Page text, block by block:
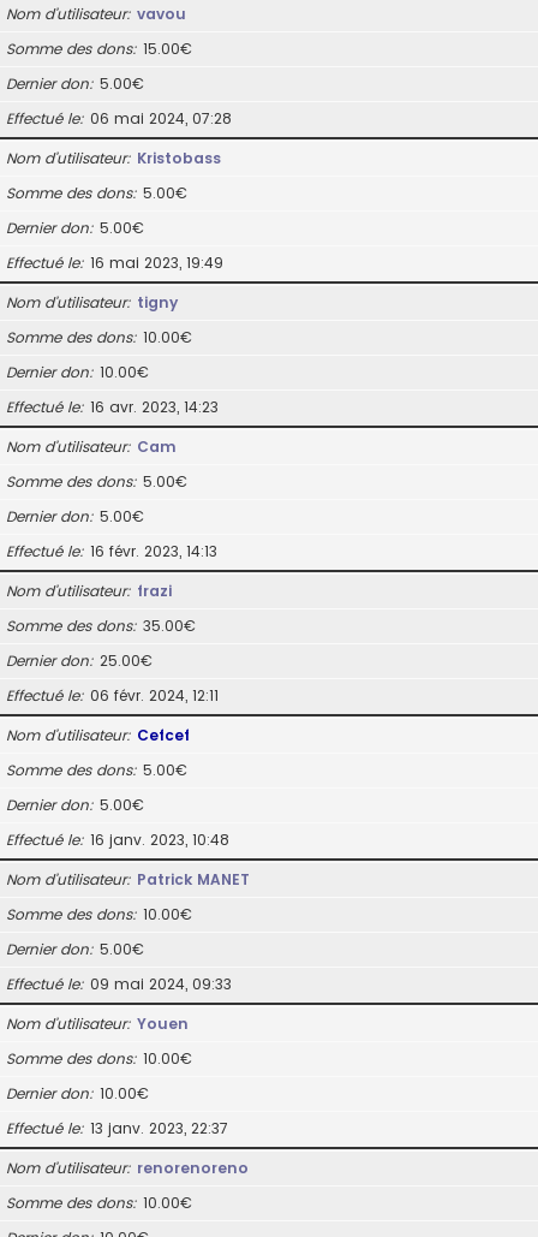
Nom d’utilisateur vavou
Somme des dons 15.00€
Dernier don 5.00€
Effectué le 06 mai 2024, 07:28
Nom d’utilisateur Kristobass
Somme des dons 5.00€
Dernier don 5.00€
Effectué le 16 mai 2023, 19:49
Nom d’utilisateur tigny
Somme des dons 10.00€
Dernier don 10.00€
Effectué le 16 avr. 2023, 14:23
Nom d’utilisateur Cam
Somme des dons 5.00€
Dernier don 5.00€
Effectué le 16 févr. 2023, 14:13
Nom d’utilisateur frazi
Somme des dons 35.00€
Dernier don 25.00€
Effectué le 06 févr. 2024, 12:11
Nom d’utilisateur Cefcef
Somme des dons 5.00€
Dernier don 5.00€
Effectué le 16 janv. 2023, 10:48
Nom d’utilisateur Patrick MANET
Somme des dons 10.00€
Dernier don 5.00€
Effectué le 09 mai 2024, 09:33
Nom d’utilisateur Youen
Somme des dons 10.00€
Dernier don 10.00€
Effectué le 13 janv. 2023, 22:37
Nom d’utilisateur renorenoreno
Somme des dons 10.00€